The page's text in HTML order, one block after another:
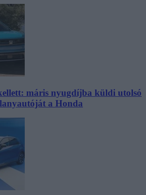
máris nyugdíjba küldi utolsó
a Honda